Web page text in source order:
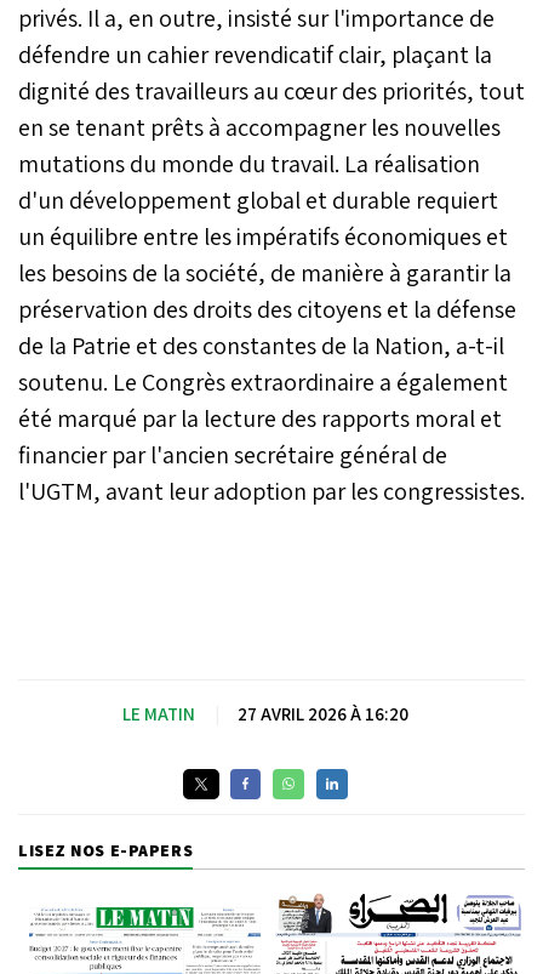
privés. Il a, en outre, insisté sur l'importance de
défendre un cahier revendicatif clair, plaçant la
dignité des travailleurs au cœur des priorités, tout
en se tenant prêts à accompagner les nouvelles
mutations du monde du travail. La réalisation
d'un développement global et durable requiert
un équilibre entre les impératifs économiques et
les besoins de la société, de manière à garantir la
préservation des droits des citoyens et la défense
de la Patrie et des constantes de la Nation, a-t-il
soutenu. Le Congrès extraordinaire a également
été marqué par la lecture des rapports moral et
financier par l'ancien secrétaire général de
l'UGTM, avant leur adoption par les congressistes.
LE MATIN 27 AVRIL 2026 À 16:20
LISEZ NOS E-PAPERS